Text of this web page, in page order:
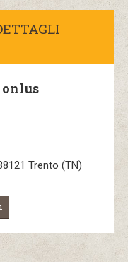
onlus
Trento (TN)